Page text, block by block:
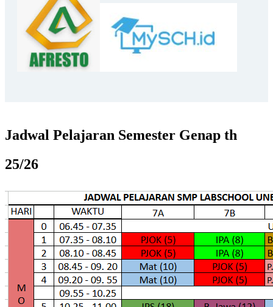
Jadwal Pelajaran Semester Genap th
25/26